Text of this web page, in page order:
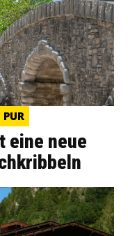
eine neue